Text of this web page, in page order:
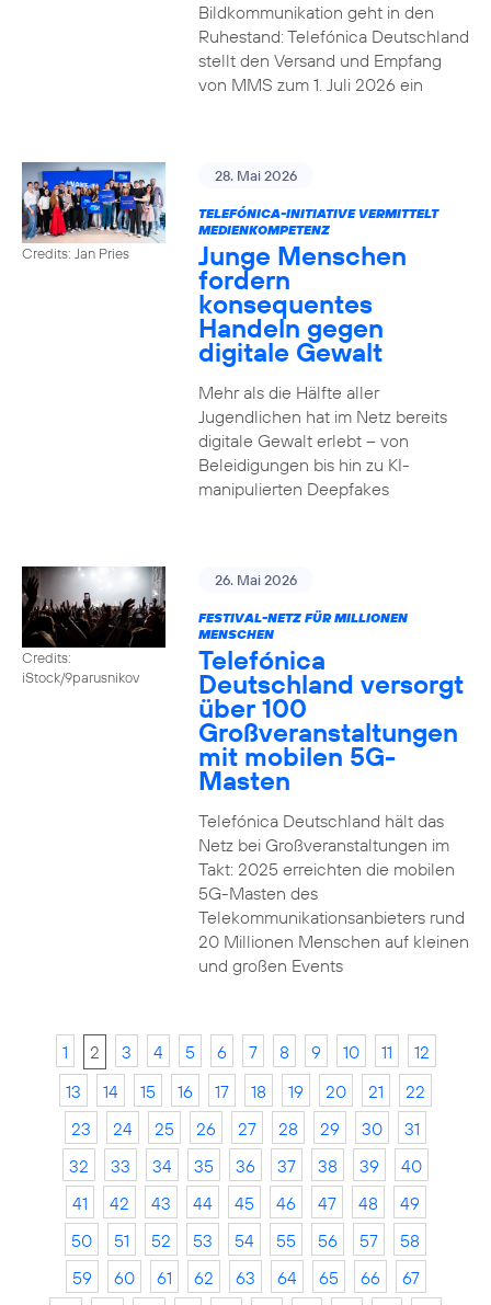
Bildkommunikation geht in den
Ruhestand: Telefónica Deutschland
stellt den Versand und Empfang
von MMS zum 1. Juli 2026 ein
Credits: Jan Pries
28. Mai 2026
TELEFÓNICA-INITIATIVE VERMITTELT
MEDIENKOMPETENZ
Junge Menschen
fordern
konsequentes
Handeln gegen
digitale Gewalt
Mehr als die Hälfte aller
Jugendlichen hat im Netz bereits
digitale Gewalt erlebt – von
Beleidigungen bis hin zu KI-
manipulierten Deepfakes
Credits:
iStock/9parusnikov
26. Mai 2026
FESTIVAL-NETZ FÜR MILLIONEN
MENSCHEN
Telefónica
Deutschland versorgt
über 100
Großveranstaltungen
mit mobilen 5G-
Masten
Telefónica Deutschland hält das
Netz bei Großveranstaltungen im
Takt: 2025 erreichten die mobilen
5G-Masten des
Telekommunikationsanbieters rund
20 Millionen Menschen auf kleinen
und großen Events
1 2 3 4 5 6 7 8 9 10 11
12
13
14 15 16 17 18 19 20 21
22
23
24 25 26 27 28 29 30
31
32
33 34 35 36 37 38 39
40
41
42 43 44 45 46 47 48
49
50
51 52 53 54 55 56 57
58
59
60 61 62 63 64 65 66
67